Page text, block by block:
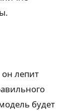
лепит
будет